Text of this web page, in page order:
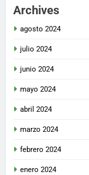
Archives
agosto 2024
julio 2024
junio 2024
mayo 2024
abril 2024
marzo 2024
febrero 2024
enero 2024